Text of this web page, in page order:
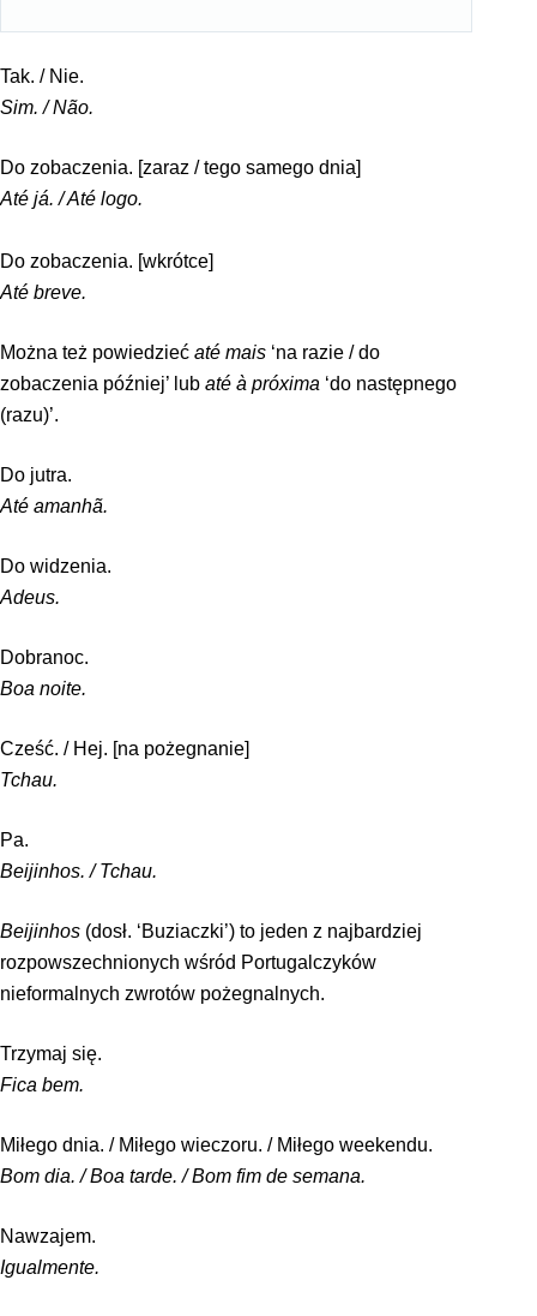
Tak. / Nie.
Sim. / Não.
Do zobaczenia. [zaraz / tego samego dnia]
Até já. / Até logo.
Do zobaczenia. [wkrótce]
Até breve.
Można też powiedzieć até mais ‘na razie / do
zobaczenia później’ lub até à próxima ‘do następnego
(razu)’.
Do jutra.
Até amanhã.
Do widzenia.
Adeus.
Dobranoc.
Boa noite.
Cześć. / Hej. [na pożegnanie]
Tchau.
Pa.
Beijinhos. / Tchau.
Beijinhos (dosł. ‘Buziaczki’) to jeden z najbardziej
rozpowszechnionych wśród Portugalczyków
nieformalnych zwrotów pożegnalnych.
Trzymaj się.
Fica bem.
Miłego dnia. / Miłego wieczoru. / Miłego weekendu.
Bom dia. / Boa tarde. / Bom fim de semana.
Nawzajem.
Igualmente.